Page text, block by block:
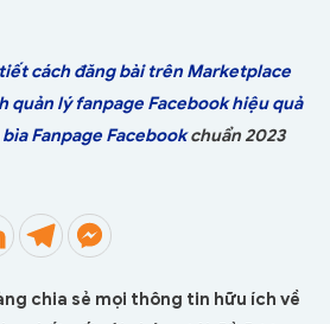
cách đăng bài trên Marketplace
quản lý fanpage Facebook hiệu quả
Fanpage Facebookchuẩn 2023
chia sẻ mọi thông tin hữu ích về